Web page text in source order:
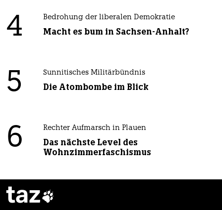
4 Bedrohung der liberalen Demokratie
Macht es bum in Sachsen-Anhalt?
5 Sunnitisches Militärbündnis
Die Atombombe im Blick
6 Rechter Aufmarsch in Plauen
Das nächste Level des
Wohnzimmerfaschismus
taz